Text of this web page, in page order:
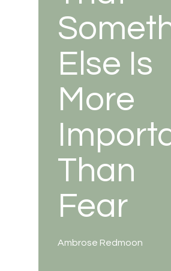
Else Is
More
Than
Fear
Ambrose Redmoon